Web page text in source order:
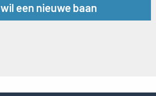
wil een nieuwe baan